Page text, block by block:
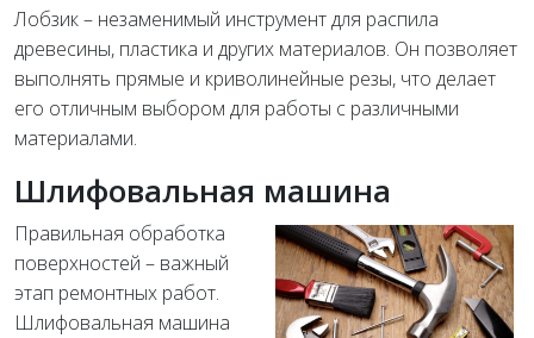
Лобзик – незаменимый инструмент для распила
древесины, пластика и других материалов. Он позволяет
выполнять прямые и криволинейные резы, что делает
его отличным выбором для работы с различными
материалами.
Шлифовальная машина
Правильная обработка
поверхностей – важный
этап ремонтных работ.
Шлифовальная машина